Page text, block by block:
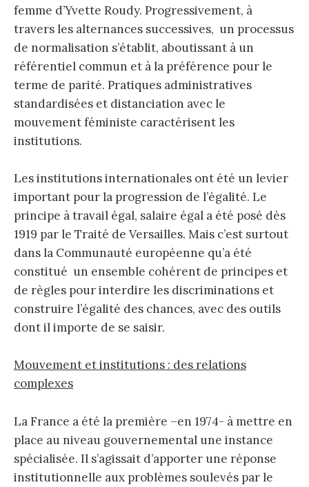
femme d’Yvette Roudy. Progressivement, à
travers les alternances successives, un processus
de normalisation s’établit, aboutissant à un
référentiel commun et à la préférence pour le
terme de parité. Pratiques administratives
standardisées et distanciation avec le
mouvement féministe caractérisent les
institutions.
Les institutions internationales ont été un levier
important pour la progression de l’égalité. Le
principe à travail égal, salaire égal a été posé dès
1919 par le Traité de Versailles. Mais c’est surtout
dans la Communauté européenne qu’a été
constitué un ensemble cohérent de principes et
de règles pour interdire les discriminations et
construire l’égalité des chances, avec des outils
dont il importe de se saisir.
Mouvement et institutions : des relations
complexes
La France a été la première –en 1974- à mettre en
place au niveau gouvernemental une instance
spécialisée. Il s’agissait d’apporter une réponse
institutionnelle aux problèmes soulevés par le